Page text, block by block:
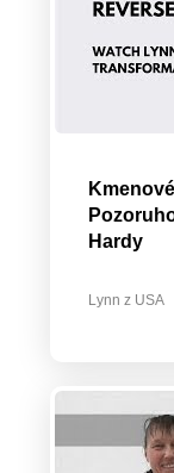
Hardy
Lynn z USA